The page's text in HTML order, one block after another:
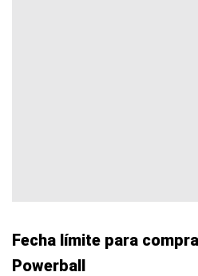
Fecha límite para
Powerball